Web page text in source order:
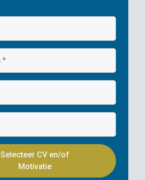
Selecteer CV en/of
Motivatie